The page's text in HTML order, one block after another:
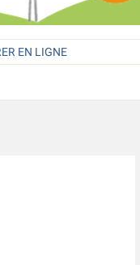
EN LIGNE